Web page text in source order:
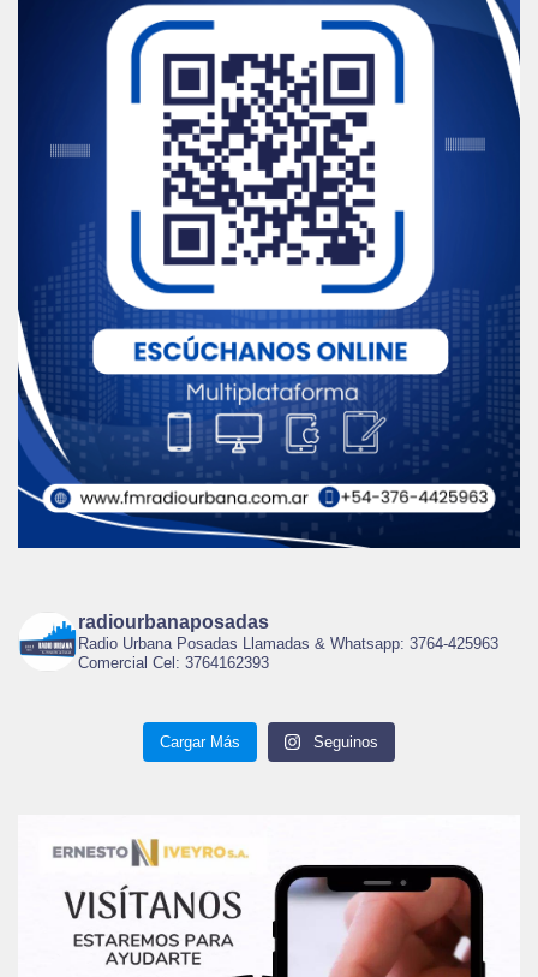
radiourbanaposadas
Radio Urbana Posadas Llamadas & Whatsapp: 3764-425963
Comercial Cel: 3764162393
Cargar Más Seguinos